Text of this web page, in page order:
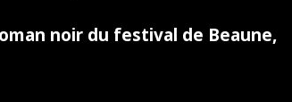
noir du festival de Beaune,